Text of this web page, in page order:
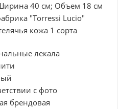
40 см; Объем 18 см
"Torressi Lucio"
кожа 1 сорта
лекала
с фото
брендовая